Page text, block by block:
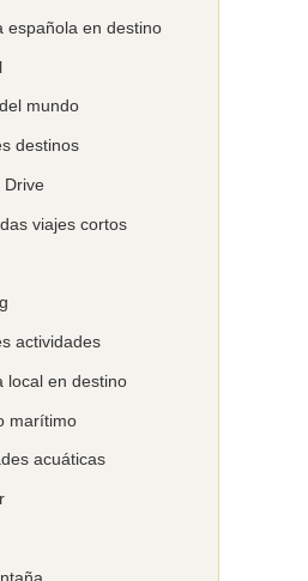
española en destino
mundo
destinos
Drive
viajes cortos
actividades
local en destino
marítimo
acuáticas